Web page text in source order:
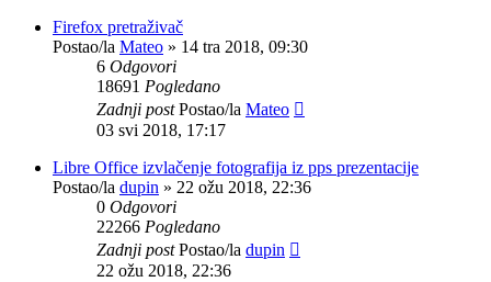
Firefox pretraživač
Postao/la Mateo » 14 tra 2018, 09:30
6 Odgovori
18691 Pogledano
Zadnji postPostao/la Mateo
03 svi 2018, 17:17
Libre Office izvlačenje fotografija iz pps prezentacije
Postao/la dupin » 22 ožu 2018, 22:36
0 Odgovori
22266 Pogledano
Zadnji postPostao/la dupin
22 ožu 2018, 22:36